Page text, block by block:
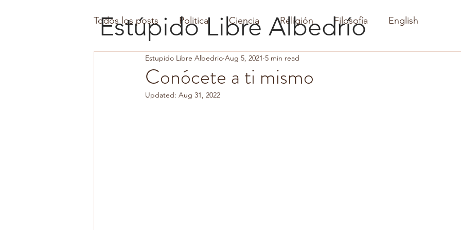
EstúpidoLibre Albedrío
Todos los posts Politica Ciencia Religión Filosofía English
Conócete a ti mismo
Estupido Libre Albedrio Aug 5, 2021 5 min read
Updated: Aug 31, 2022